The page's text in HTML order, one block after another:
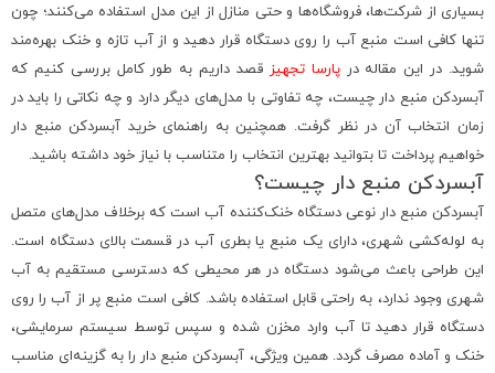
بسیاری از شرکت‌ها، فروشگاه‌ها و حتی منازل از این مدل استفاده می‌کنند؛ چون
تنها کافی است منبع آب را روی دستگاه قرار دهید و از آب تازه و خنک بهره‌مند
شوید. در این مقاله درپارسا تجهیز قصد داریم به طور کامل بررسی کنیم که
آبسردکن منبع دار چیست، چه تفاوتی با مدل‌های دیگر دارد و چه نکاتی را باید در
زمان انتخاب آن در نظر گرفت. همچنین به راهنمای خرید آبسردکن منبع دار
خواهیم پرداخت تا بتوانید بهترین انتخاب را متناسب با نیاز خود داشته باشید.
آبسردکن منبع دار چیست؟
آبسردکن منبع دار نوعی دستگاه خنک‌کننده آب است که برخلاف مدل‌های متصل
به لوله‌کشی شهری، دارای یک منبع یا بطری آب در قسمت بالای دستگاه است.
این طراحی باعث می‌شود دستگاه در هر محیطی که دسترسی مستقیم به آب
شهری وجود ندارد، به راحتی قابل استفاده باشد. کافی است منبع پر از آب را روی
دستگاه قرار دهید تا آب وارد مخزن شده و سپس توسط سیستم سرمایشی،
خنک و آماده مصرف گردد. همین ویژگی، آبسردکن منبع دار را به گزینه‌ای مناسب